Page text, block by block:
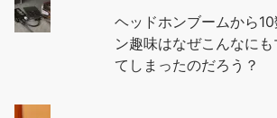
ヘッドホンブームから
ン趣味はなぜこんなに
てしまったのだろう？